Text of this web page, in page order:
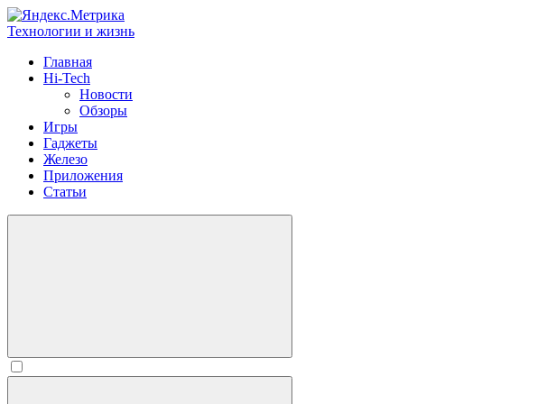
Технологии и жизнь
Главная
Hi-Tech
Новости
Обзоры
Игры
Гаджеты
Железо
Приложения
Статьи